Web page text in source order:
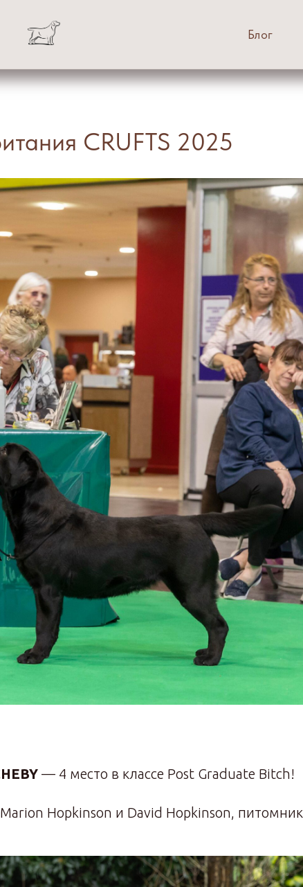
Блог
CRUFTS 2025
— 4 место в классе Post Graduate Bitch!
Hopkinson и David Hopkinson, питомник